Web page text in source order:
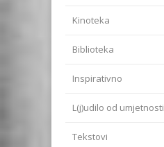
Kinoteka
Biblioteka
Inspirativno
L(j)udilo od umjetnosti
Tekstovi